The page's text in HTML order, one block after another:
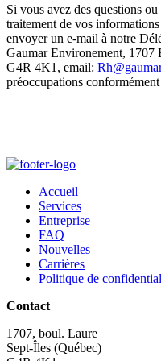
Si vous avez des questions
traitement de vos
envoyer un e-mail à notre
Gaumar Environement, 1707
G4R 4K1, email:
préoccupations
Accueil
Services
Entreprise
FAQ
Nouvelles
Carrières
Politique de
Contact
1707, boul. Laure
Sept-Îles (Québec)